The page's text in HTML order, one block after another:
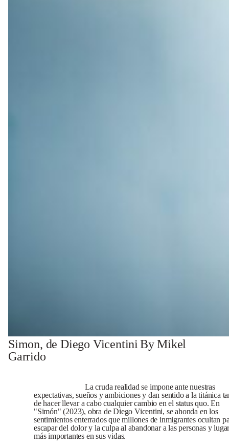
Simon, de Diego Vicentini By Mikel
Garrido
La cruda realidad se impone ante nuestras
expectativas, sueños y ambiciones y dan sentido a la titánica
de hacer llevar a cabo cualquier cambio en el status quo. En
"Simón" (2023), obra de Diego Vicentini, se ahonda en los
sentimientos enterrados que millones de inmigrantes ocultan
escapar del dolor y la culpa al abandonar a las personas y
más importantes en sus vidas.